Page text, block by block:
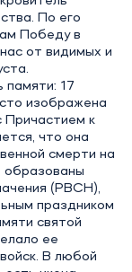
По его
Победу в
от видимых и
памяти: 17
изображена
Причастием к
что она
смерти на
образованы
(РВСН),
праздником
святой
ее
В любой